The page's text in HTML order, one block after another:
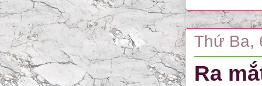
Thứ Ba,
Ra